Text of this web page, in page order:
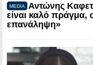
MEDIA
Αντώνης
είναι καλό πράγμα,
επανάληψη»